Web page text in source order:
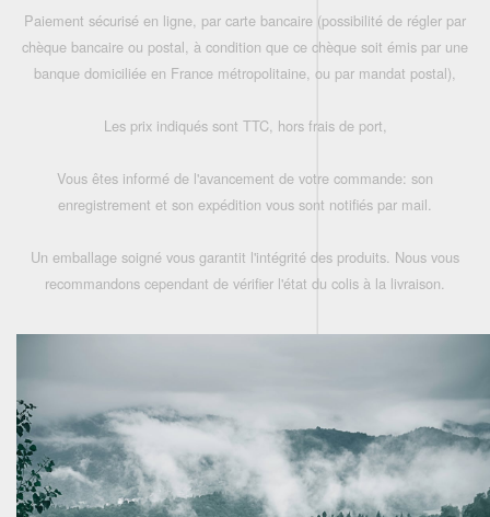
Paiement sécurisé en ligne, par carte bancaire (possibilité de régler par
chèque bancaire ou postal, à condition que ce chèque soit émis par une
banque domiciliée en France métropolitaine, ou par mandat postal),
Les prix indiqués sont TTC, hors frais de port,
Vous êtes informé de l'avancement de votre commande: son
enregistrement et son expédition vous sont notifiés par mail.
Un emballage soigné vous garantit l'intégrité des produits. Nous vous
recommandons cependant de vérifier l'état du colis à la livraison.